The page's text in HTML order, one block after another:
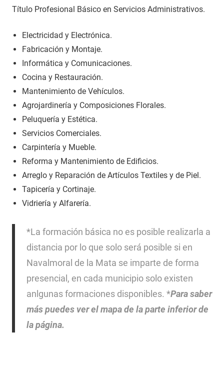
Título Profesional Básico en Servicios Administrativos.
Electricidad y Electrónica.
Fabricación y Montaje.
Informática y Comunicaciones.
Cocina y Restauración.
Mantenimiento de Vehículos.
Agrojardinería y Composiciones Florales.
Peluquería y Estética.
Servicios Comerciales.
Carpintería y Mueble.
Reforma y Mantenimiento de Edificios.
Arreglo y Reparación de Artículos Textiles y de Piel.
Tapicería y Cortinaje.
Vidriería y Alfarería.
*La formación básica no es posible realizarla a
distancia por lo que solo será posible si en
Navalmoral de la Mata se imparte de forma
presencial, en cada municipio solo existen
anlgunas formaciones disponibles. *Para saber
más puedes ver el mapa de la parte inferior de
la página.